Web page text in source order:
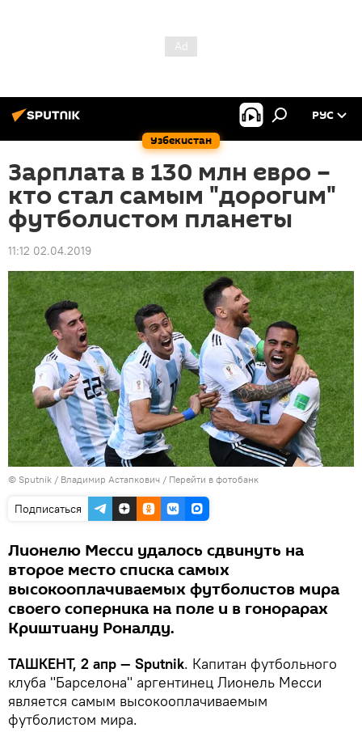
Узбекистан
РУС
Зарплата в 130 млн евро –
кто стал самым "дорогим"
футболистом планеты
11:12 02.04.2019
© Sputnik / Владимир Астапкович / Перейти в фотобанк
Подписаться
Лионелю Месси удалось сдвинуть на
второе место списка самых
высокооплачиваемых футболистов мира
своего соперника на поле и в гонорарах
Криштиану Роналду.
ТАШКЕНТ, 2 апр — Sputnik. Капитан футбольного
клуба "Барселона" аргентинец Лионель Месси
является самым высокооплачиваемым
футболистом мира.